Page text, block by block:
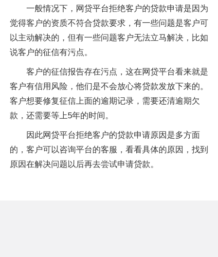
一般情况下，网贷平台拒绝客户的贷款申请是因为
觉得客户的资质不符合贷款要求，有一些问题是客户可
以主动解决的，但有一些问题客户无法立马解决，比如
说客户的征信有污点。
客户的征信报告存在污点，这在网贷平台看来就是
客户有信用风险，他们是不会放心将贷款发放下来的。
客户想要修复征信上面的逾期记录，需要还清逾期欠
款，还需要等上5年的时间。
因此网贷平台拒绝客户的贷款申请原因是多方面
的，客户可以咨询平台的客服，看看具体的原因，找到
原因在解决问题以后再去尝试申请贷款。